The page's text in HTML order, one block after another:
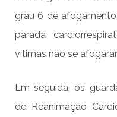
grau 6 de
parada
vítimas não se
Em seguida, os
de Reanimação